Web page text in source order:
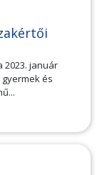
2023. január
gyermek és